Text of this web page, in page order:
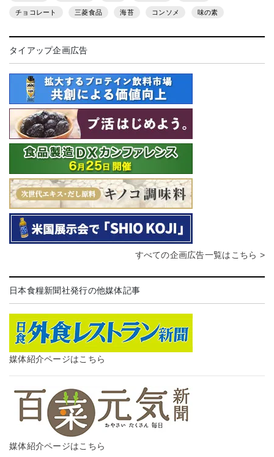
チョコレート 三菱食品 海苔 コンソメ 味の素
タイアップ企画広告
すべての企画広告一覧はこちら >
日本食糧新聞社発行の他媒体記事
媒体紹介ページはこちら
媒体紹介ページはこちら